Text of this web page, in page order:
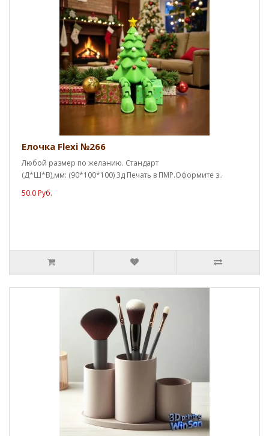
Елочка Flexi №266
Любой размер по желанию. Стандарт
(Д*Ш*В),мм: (90*100*100) 3д Печать в ПМР.Оформите з..
50.0 Руб.